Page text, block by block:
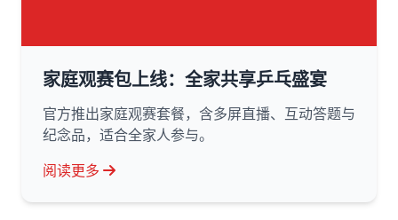
家庭观赛包上线：全家共享乒乓盛宴
官方推出家庭观赛套餐，含多屏直播、互动答题与
纪念品，适合全家人参与。
阅读更多